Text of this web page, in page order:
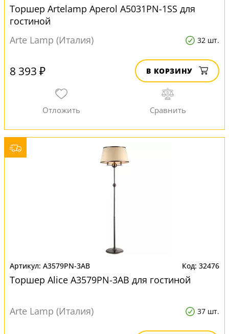
Торшер Artelamp Aperol A5031PN-1SS для
гостиной
Arte Lamp (Италия)
32 шт.
8 393 ₽ В КОРЗИНУ
A3579PN-3AB 32476
Торшер Alice A3579PN-3AB для гостиной
Arte Lamp (Италия) 37 шт.